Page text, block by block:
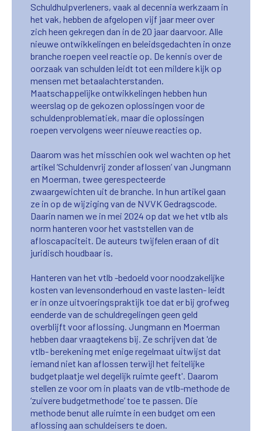
Schuldhulpverleners, vaak al decennia werkzaam in
het vak, hebben de afgelopen vijf jaar meer over
zich heen gekregen dan in de 20 jaar daarvoor. Alle
nieuwe ontwikkelingen en beleidsgedachten in onze
branche roepen veel reactie op. De kennis over de
oorzaak van schulden leidt tot een mildere kijk op
mensen met betaalachterstanden.
Maatschappelijke ontwikkelingen hebben hun
weerslag op de gekozen oplossingen voor de
schuldenproblematiek, maar die oplossingen
roepen vervolgens weer nieuwe reacties op.
Daarom was het misschien ook wel wachten op het
artikel ‘Schuldenvrij zonder aflossen’ van Jungmann
en Moerman, twee gerespecteerde
zwaargewichten uit de branche. In hun artikel gaan
ze in op de wijziging van de NVVK Gedragscode.
Daarin namen we in mei 2024 op dat we het vtlb als
norm hanteren voor het vaststellen van de
afloscapaciteit. De auteurs twijfelen eraan of dit
juridisch houdbaar is.
Hanteren van het vtlb -bedoeld voor noodzakelijke
kosten van levensonderhoud en vaste lasten- leidt
er in onze uitvoeringspraktijk toe dat er bij grofweg
eenderde van de schuldregelingen geen geld
overblijft voor aflossing. Jungmann en Moerman
hebben daar vraagtekens bij. Ze schrijven dat 'de
vtlb- berekening met enige regelmaat uitwijst dat
iemand niet kan aflossen terwijl het feitelijke
budgetplaatje wel degelijk ruimte geeft'. Daarom
stellen ze voor om in plaats van de vtlb-methode de
‘zuivere budgetmethode’ toe te passen. Die
methode benut alle ruimte in een budget om een
aflossing aan schuldeisers te doen.